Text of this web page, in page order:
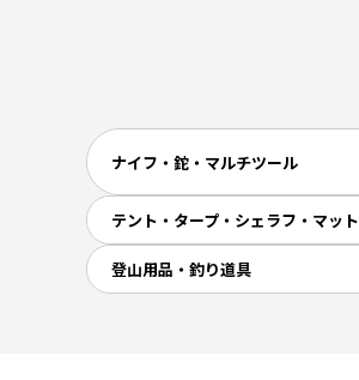
ナイフ・鉈・マルチツール
テント・タープ・シェラフ・マット
登山用品・釣り道具